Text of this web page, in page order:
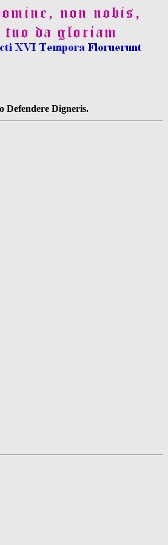
Defendere Digneris.